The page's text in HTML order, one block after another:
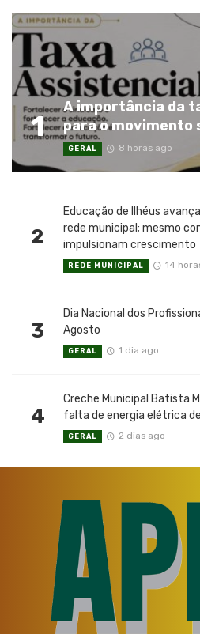
1
A importância da
para o movimento
GERAL 8 horas ago
2
Educação de Ilhéus
rede municipal; mesmo
impulsionam crescimento
REDE MUNICIPAL 14
3
Dia Nacional dos
Agosto
GERAL 1 dia ago
4
Creche Municipal Batista
falta de energia elétrica
GERAL 2 dias ago